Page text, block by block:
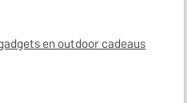
en outdoor cadeaus